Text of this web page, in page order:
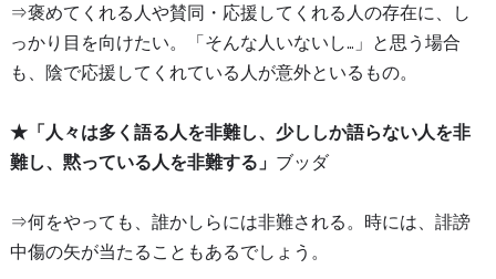
⇒褒めてくれる人や賛同・応援してくれる人の存在に、し
っかり目を向けたい。「そんな人いないし…」と思う場合
も、陰で応援してくれている人が意外といるもの。
★「人々は多く語る人を非難し、少ししか語らない人を非
難し、黙っている人を非難する」 ブッダ
⇒何をやっても、誰かしらには非難される。時には、誹謗
中傷の矢が当たることもあるでしょう。